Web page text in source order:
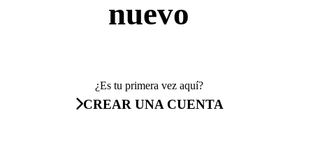
nuevo
¿Es tu primera vez aquí?
CREAR UNA CUENTA